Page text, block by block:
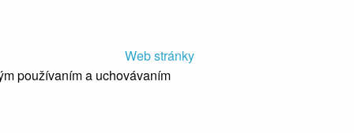
Web stránky
používaním a uchovávaním